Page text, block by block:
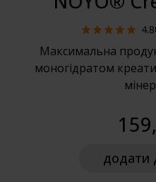
Максимальна
моногідратом
додати